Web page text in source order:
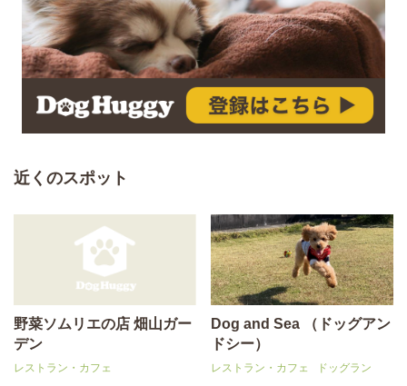
近くのスポット
野菜ソムリエの店 畑山ガー
デン
レストラン・カフェ
Dog and Sea （ドッグアン
ドシー）
レストラン・カフェ ドッグラン